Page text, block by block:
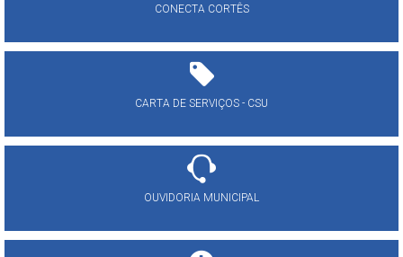
CONECTA CORTÊS
CARTA DE SERVIÇOS - CSU
OUVIDORIA MUNICIPAL